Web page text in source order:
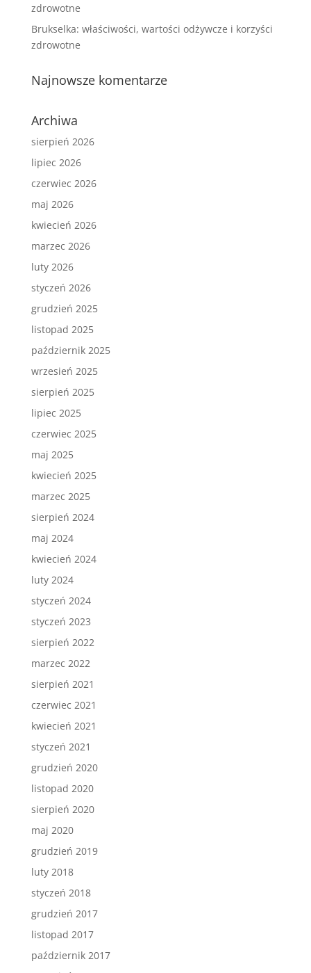
zdrowotne
Brukselka: właściwości, wartości odżywcze i korzyści
zdrowotne
Najnowsze komentarze
Archiwa
sierpień 2026
lipiec 2026
czerwiec 2026
maj 2026
kwiecień 2026
marzec 2026
luty 2026
styczeń 2026
grudzień 2025
listopad 2025
październik 2025
wrzesień 2025
sierpień 2025
lipiec 2025
czerwiec 2025
maj 2025
kwiecień 2025
marzec 2025
sierpień 2024
maj 2024
kwiecień 2024
luty 2024
styczeń 2024
styczeń 2023
sierpień 2022
marzec 2022
sierpień 2021
czerwiec 2021
kwiecień 2021
styczeń 2021
grudzień 2020
listopad 2020
sierpień 2020
maj 2020
grudzień 2019
luty 2018
styczeń 2018
grudzień 2017
listopad 2017
październik 2017